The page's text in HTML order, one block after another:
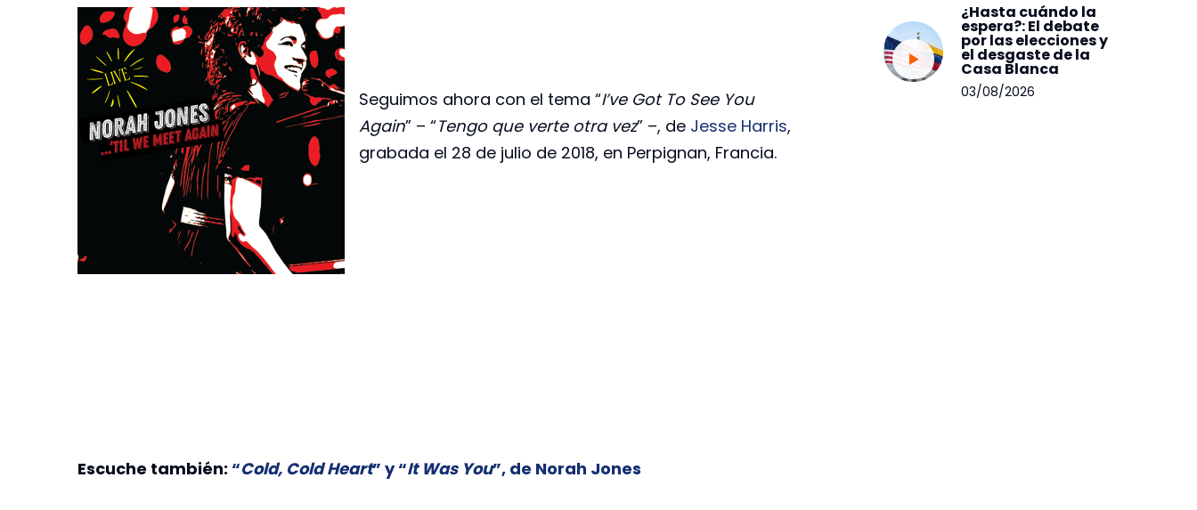
Seguimos ahora con el tema “I’ve Got To See You
Again” – “Tengo que verte otra vez” –, de Jesse Harris,
grabada el 28 de julio de 2018, en Perpignan, Francia.
Escuche también: “Cold, Cold Heart” y “It Was You”, de Norah Jones
¿Hasta cuándo la
espera?: El debate
por las elecciones y
el desgaste de la
Casa Blanca
03/08/2026